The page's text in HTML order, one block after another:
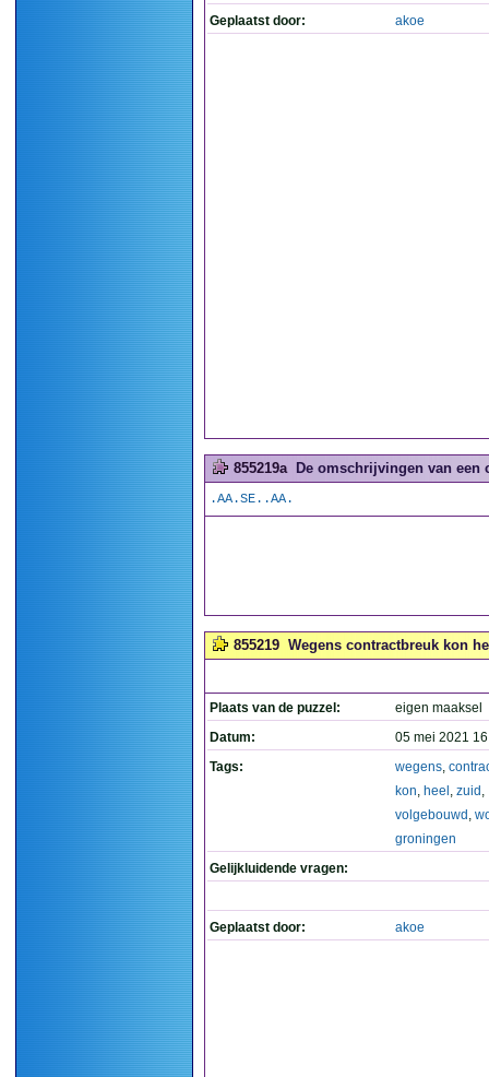
Geplaatst door: akoe
855219a De omschrijvingen van een
.AA.SE..AA.
855219 Wegens contractbreuk kon
Plaats van de puzzel:
eigen maaksel
Datum:
05 mei 2021
Tags:
wegens,
kon, heel , zuid ,
volgebouwd ,
groningen
Gelijkluidende vragen:
Geplaatst door: akoe